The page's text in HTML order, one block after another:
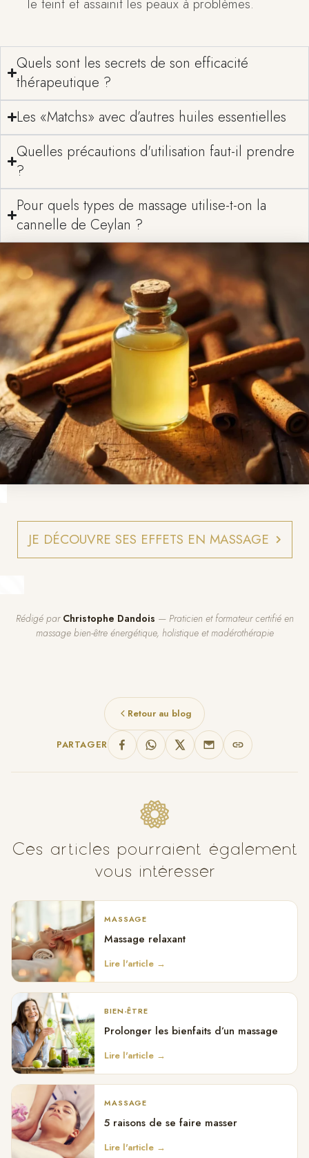
Quels sont les secrets de son efficacité
thérapeutique ?
Les «Matchs» avec d’autres huiles essentielles
Quelles précautions d'utilisation faut-il prendre
?
Pour quels types de massage utilise-t-on la
cannelle de Ceylan ?
JE DÉCOUVRE SES EFFETS EN MASSAGE
Rédigé par Christophe Dandois — Praticien et formateur certifié en
massage bien-être énergétique, holistique et madérothérapie
Retour au blog
PARTAGER
Ces articles pourraient également
vous intéresser
MASSAGE
Massage relaxant
Lire l'article →
BIEN-ÊTRE
Prolonger les bienfaits d’un massage
Lire l'article →
MASSAGE
5 raisons de se faire masser
Lire l'article →